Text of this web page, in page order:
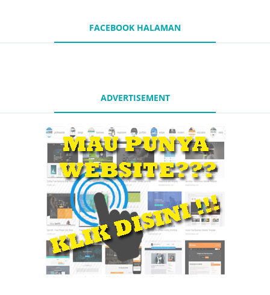
FACEBOOK HALAMAN
ADVERTISEMENT